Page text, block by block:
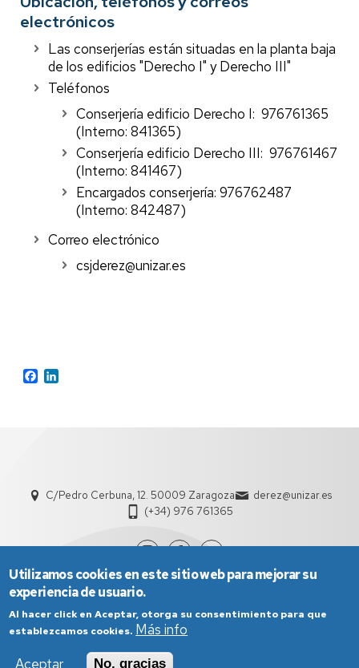
electrónicos
Las conserjerías están situadas en la planta baja
de los edificios "Derecho I" y Derecho III"
Teléfonos
Conserjería edificio Derecho I: 976761365
(Interno: 841365)
Conserjería edificio Derecho III: 976761467
(Interno: 841467)
Encargados conserjería: 976762487
(Interno: 842487)
Correo electrónico
csjderez@unizar.es
Facebook
C/Pedro Cerbuna, 12. 50009 Zaragoza
derez@unizar.es
(+34) 976 761365
Utilizamos cookies en este sitio web para mejorar su
experiencia de usuario.
Al hacer click en Aceptar, otorga su consentimiento para que
establezcamos cookies. Más info
Aceptar
No, gracias